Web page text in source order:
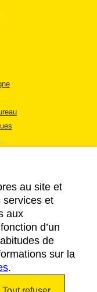
au site et
services et
aux
d’un
de
sur la
.